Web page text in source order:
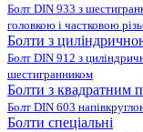
Болт DIN 933 з
головкою і частковою
Болти з
Болт DIN 912 з
шестигранником
Болти з квадратним
Болт DIN 603
Болти спеціальні